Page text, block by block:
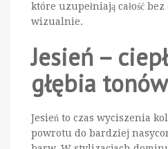
które uzupełniają całość
wizualnie.
Jesień –
głębia tonów
Jesień to czas wyciszenia
powrotu do bardziej